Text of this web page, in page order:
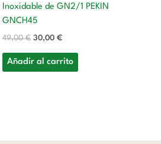
Inoxidable de GN2/1 PEKIN
GNCH45
49,00€ 30,00 €
Añadir al carrito